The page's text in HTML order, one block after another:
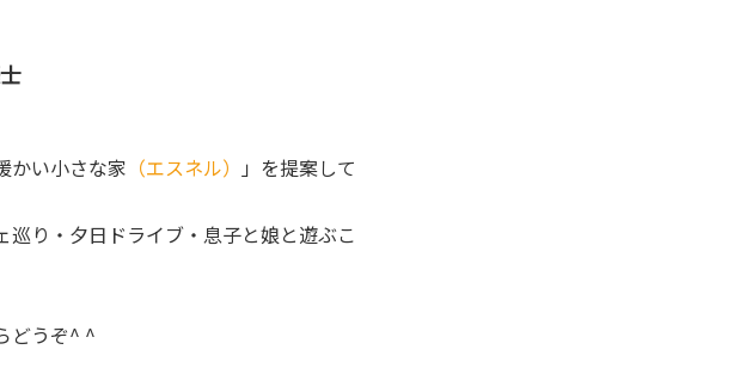
かい小さな家 （エスネル）
」を提案して
巡り・夕日ドライブ・息子と娘と遊ぶこ
どうぞ^ ^